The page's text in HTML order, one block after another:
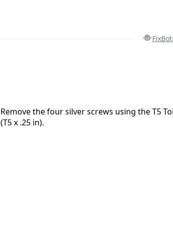
Remove the four silver screws using the T5
(T5 x .25 in).